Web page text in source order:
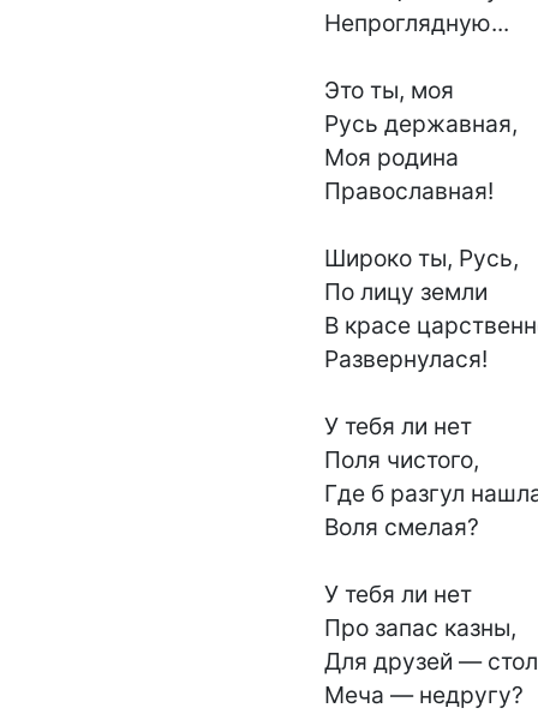
Непроглядную...
Это ты, моя
Русь державная,
Моя родина
Православная!
Широко ты, Русь,
По лицу земли
В красе
Развернулася!
У тебя ли нет
Поля чистого,
Где б разгул
Воля смелая?
У тебя ли нет
Про запас казны,
Для друзей —
Меча — недругу?